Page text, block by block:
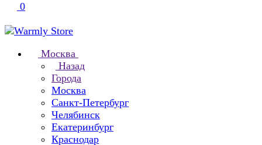
0
Москва
Назад
Города
Москва
Санкт-Петербург
Челябинск
Екатеринбург
Краснодар